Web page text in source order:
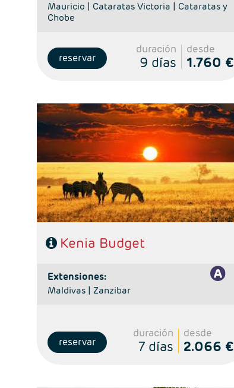
Mauricio | Cataratas Victoria | Cataratas y
Chobe
reservar
duración
9 días
desde
1.760 €
- Salidas: Martes
- Ruta: 1 noche Nairobi, 1 noche Lago Naivasha y 2
noches Masai Mara.
- Régimen: Alojamiento y desayuno en Nairobi y
pensión completa en el safari.
- A destacar: Visado electrónico antes de la salida del
viaje.
Kenia Budget
extensiones:
Maldivas | Zanzibar
reservar
duración
7 días
desde
2.066 €